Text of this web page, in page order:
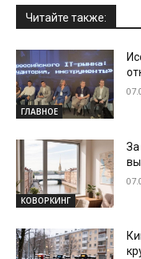
Читайте также:
ГЛАВНОЕ
КОВОРКИНГ